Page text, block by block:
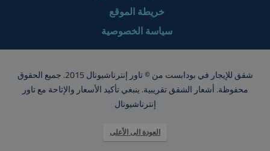
خريطة الموقع
سياسة الخصوصية
شقق للإيجار في بودابست من © تاور إنترناشيونال 2015. جميع الحقوق
محفوظة. أشعار الشقق تقريبية. ينبغي تأكيد الأسعار والإتاحة مع تاور
إنترناشيونال
العودة الى الأعلى